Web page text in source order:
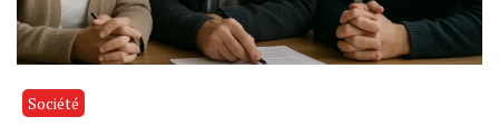
Société